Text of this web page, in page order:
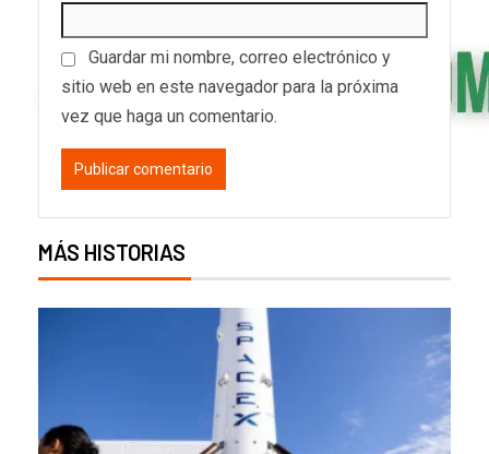
Guardar mi nombre, correo electrónico y
sitio web en este navegador para la próxima
vez que haga un comentario.
MÁS HISTORIAS